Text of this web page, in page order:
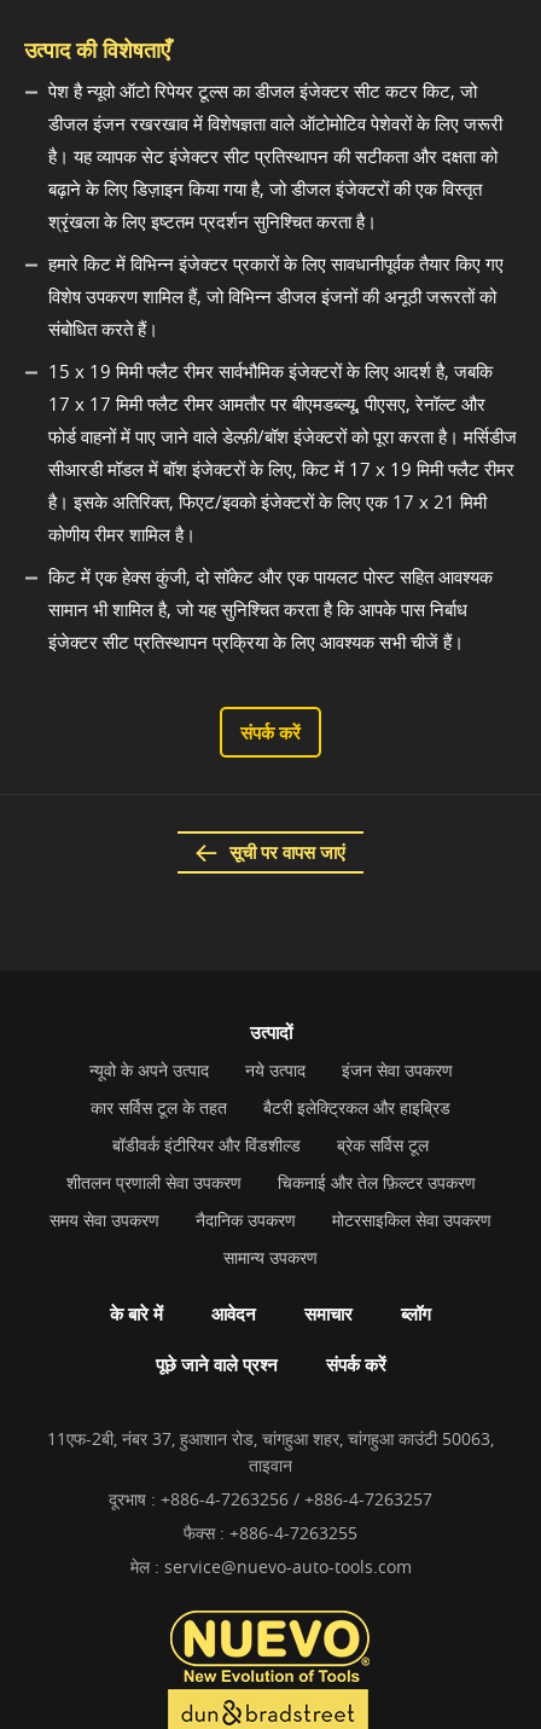
उत्पाद की विशेषताएँ
पेश है न्यूवो ऑटो रिपेयर टूल्स का डीजल इंजेक्टर सीट कटर किट, जो
डीजल इंजन रखरखाव में विशेषज्ञता वाले ऑटोमोटिव पेशेवरों के लिए जरूरी
है। यह व्यापक सेट इंजेक्टर सीट प्रतिस्थापन की सटीकता और दक्षता को
बढ़ाने के लिए डिज़ाइन किया गया है, जो डीजल इंजेक्टरों की एक विस्तृत
श्रृंखला के लिए इष्टतम प्रदर्शन सुनिश्चित करता है।
हमारे किट में विभिन्न इंजेक्टर प्रकारों के लिए सावधानीपूर्वक तैयार किए गए
विशेष उपकरण शामिल हैं, जो विभिन्न डीजल इंजनों की अनूठी जरूरतों को
संबोधित करते हैं।
15 x 19 मिमी फ्लैट रीमर सार्वभौमिक इंजेक्टरों के लिए आदर्श है, जबकि
17 x 17 मिमी फ्लैट रीमर आमतौर पर बीएमडब्ल्यू, पीएसए, रेनॉल्ट और
फोर्ड वाहनों में पाए जाने वाले डेल्फ़ी/बॉश इंजेक्टरों को पूरा करता है। मर्सिडीज
सीआरडी मॉडल में बॉश इंजेक्टरों के लिए, किट में 17 x 19 मिमी फ्लैट रीमर
है। इसके अतिरिक्त, फिएट/इवको इंजेक्टरों के लिए एक 17 x 21 मिमी
कोणीय रीमर शामिल है।
किट में एक हेक्स कुंजी, दो सॉकेट और एक पायलट पोस्ट सहित आवश्यक
सामान भी शामिल है, जो यह सुनिश्चित करता है कि आपके पास निर्बाध
इंजेक्टर सीट प्रतिस्थापन प्रक्रिया के लिए आवश्यक सभी चीजें हैं।
संपर्क करें
सूची पर वापस जाएं
उत्पादों
न्यूवो के अपने उत्पाद नये उत्पाद
इंजन सेवा उपकरण
कार सर्विस टूल के तहत
बैटरी इलेक्ट्रिकल और हाइब्रिड
बॉडीवर्क इंटीरियर और विंडशील्ड
ब्रेक सर्विस टूल
शीतलन प्रणाली सेवा उपकरण
चिकनाई और तेल फ़िल्टर उपकरण
समय सेवा उपकरण
नैदानिक उपकरण
मोटरसाइकिल सेवा उपकरण
सामान्य उपकरण
के बारे में आवेदन समाचार ब्लॉग
पूछे जाने वाले प्रश्न संपर्क करें
11एफ-2बी, नंबर 37, हुआशान रोड, चांगहुआ शहर, चांगहुआ काउंटी 50063,
ताइवान
दूरभाष : +886-4-7263256 / +886-4-7263257
फैक्स : +886-4-7263255
मेल : service@nuevo-auto-tools.com